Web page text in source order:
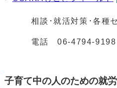
相談･就活対策･各種セ
電話06-4794-9198
子育て中の人のための就